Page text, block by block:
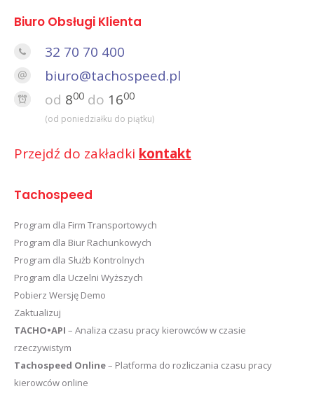
Biuro Obsługi Klienta
32 70 70 400
biuro@tachospeed.pl
od 800 do 1600
(od poniedziałku do piątku)
Przejdź do zakładki kontakt
Tachospeed
Program dla Firm Transportowych
Program dla Biur Rachunkowych
Program dla Służb Kontrolnych
Program dla Uczelni Wyższych
Pobierz Wersję Demo
Zaktualizuj
TACHO•API – Analiza czasu pracy kierowców w czasie
rzeczywistym
Tachospeed Online– Platforma do rozliczania czasu pracy
kierowców online